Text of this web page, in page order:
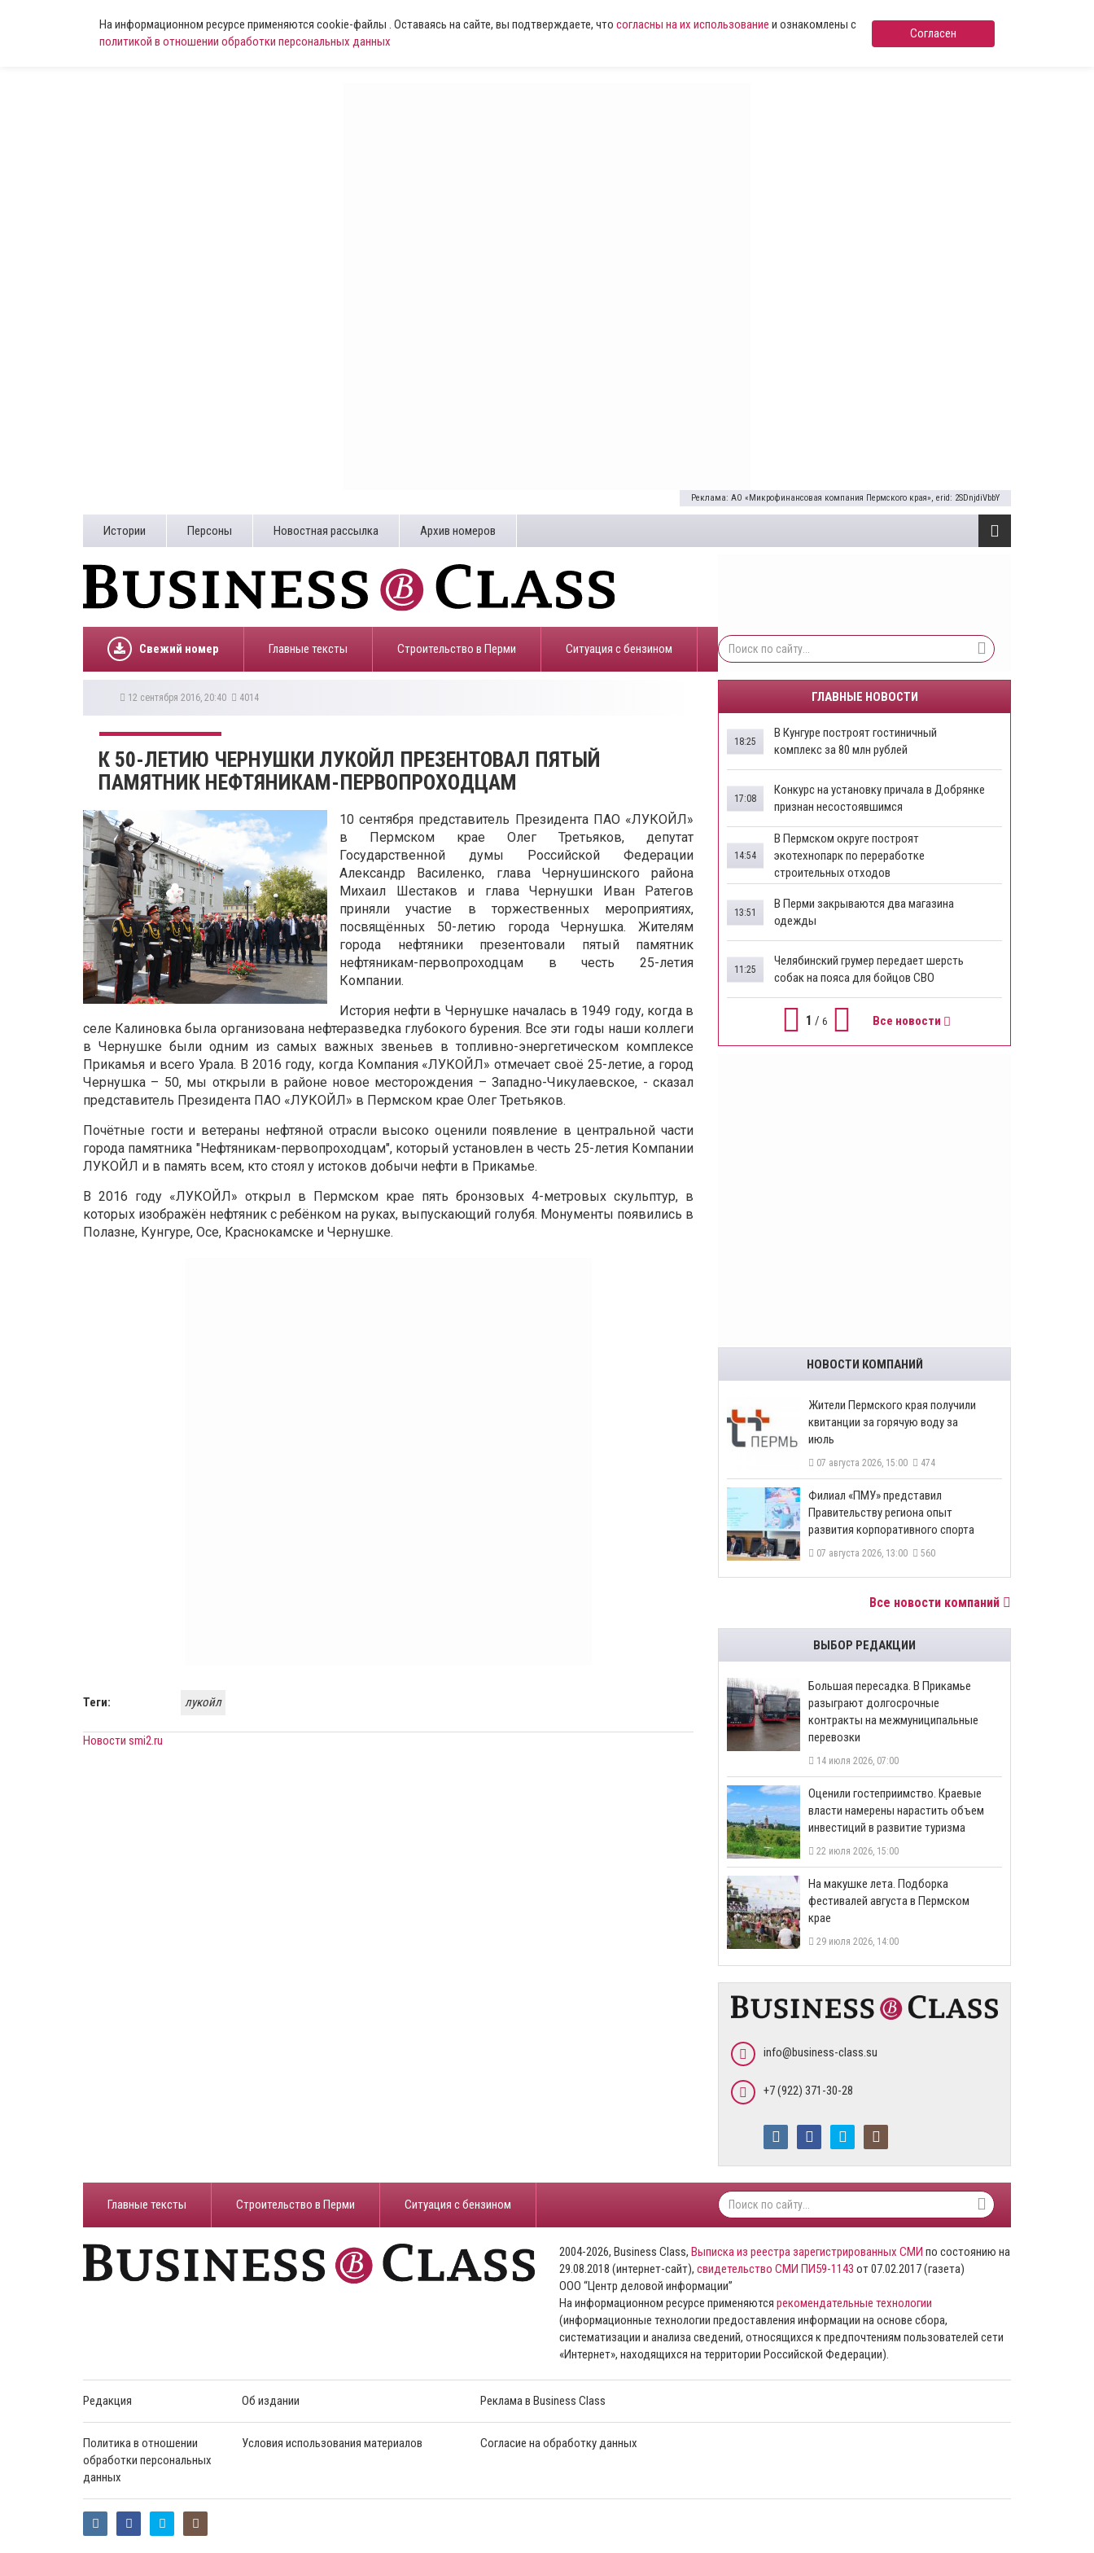
На информационном ресурсе применяются cookie-файлы . Оставаясь на сайте, вы подтверждаете, что согласны на их использование и ознакомлены с
политикой в отношении обработки персональных данных
Согласен
Реклама: АО «Микрофинансовая компания Пермского края», erid: 2SDnjdiVbbY
Истории Персоны Новостная рассылка Архив номеров
Свежий номер Главные тексты Строительство в Перми ​Ситуация с бензином
12 сентября 2016, 20:40 4014
К 50-ЛЕТИЮ ЧЕРНУШКИ ЛУКОЙЛ ПРЕЗЕНТОВАЛ ПЯТЫЙ
ПАМЯТНИК НЕФТЯНИКАМ-ПЕРВОПРОХОДЦАМ
10 сентября представитель Президента ПАО «ЛУКОЙЛ»
в Пермском крае Олег Третьяков, депутат
Государственной думы Российской Федерации
Александр Василенко, глава Чернушинского района
Михаил Шестаков и глава Чернушки Иван Ратегов
приняли участие в торжественных мероприятиях,
посвящённых 50-летию города Чернушка. Жителям
города нефтяники презентовали пятый памятник
нефтяникам-первопроходцам в честь 25-летия
Компании.
История нефти в Чернушке началась в 1949 году, когда в
селе Калиновка была организована нефтеразведка глубокого бурения. Все эти годы наши коллеги
в Чернушке были одним из самых важных звеньев в топливно-энергетическом комплексе
Прикамья и всего Урала. В 2016 году, когда Компания «ЛУКОЙЛ» отмечает своё 25-летие, а город
Чернушка – 50, мы открыли в районе новое месторождения – Западно-Чикулаевское, - сказал
представитель Президента ПАО «ЛУКОЙЛ» в Пермском крае Олег Третьяков.
Почётные гости и ветераны нефтяной отрасли высоко оценили появление в центральной части
города памятника "Нефтяникам-первопроходцам", который установлен в честь 25-летия Компании
ЛУКОЙЛ и в память всем, кто стоял у истоков добычи нефти в Прикамье.
В 2016 году «ЛУКОЙЛ» открыл в Пермском крае пять бронзовых 4-метровых скульптур, в
которых изображён нефтяник с ребёнком на руках, выпускающий голубя. Монументы появились в
Полазне, Кунгуре, Осе, Краснокамске и Чернушке.
Теги: лукойл
Новости smi2.ru
ГЛАВНЫЕ НОВОСТИ
В Кунгуре построят гостиничный
комплекс за 80 млн рублей
18:25
Конкурс на установку причала в Добрянке
признан несостоявшимся
17:08
В Пермском округе построят
экотехнопарк по переработке
строительных отходов
14:54
В Перми закрываются два магазина
одежды
13:51
Челябинский грумер передает шерсть
собак на пояса для бойцов СВО
11:25
1 / 6 Все новости
НОВОСТИ КОМПАНИЙ
​Жители Пермского края получили
квитанции за горячую воду за
июль
07 августа 2026, 15:00 474
​Филиал «ПМУ» представил
Правительству региона опыт
развития корпоративного спорта
07 августа 2026, 13:00 560
Все новости компаний
ВЫБОР РЕДАКЦИИ
Большая пересадка. В Прикамье
разыграют долгосрочные
контракты на межмуниципальные
перевозки
14 июля 2026, 07:00
Оценили гостеприимство. Краевые
власти намерены нарастить объем
инвестиций в развитие туризма
22 июля 2026, 15:00
На макушке лета. Подборка
фестивалей августа в Пермском
крае
29 июля 2026, 14:00
info@business-class.su
+7 (922) 371-30-28
Главные тексты Строительство в Перми ​Ситуация с бензином
2004-2026, Business Class, Выписка из реестра зарегистрированных СМИ по состоянию на
29.08.2018 (интернет-сайт), свидетельство СМИ ПИ59-1143 от 07.02.2017 (газета)
ООО “Центр деловой информации”
На информационном ресурсе применяются рекомендательные технологии
(информационные технологии предоставления информации на основе сбора,
систематизации и анализа сведений, относящихся к предпочтениям пользователей сети
«Интернет», находящихся на территории Российской Федерации).
Редакция Об издании Реклама в Business Class
Политика в отношении
обработки персональных
данных
Условия использования материалов Согласие на обработку данных